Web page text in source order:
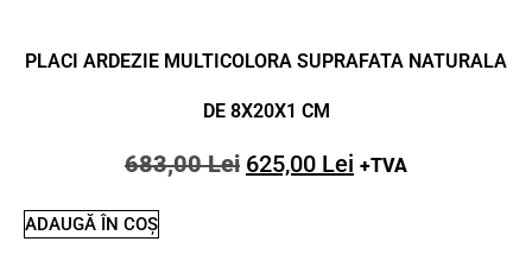
PLACI ARDEZIE MULTICOLORA SUPRAFATA NATURALA
DE 8X20X1 CM
683,00Lei 625,00 Lei +TVA
ADAUGĂ ÎN COȘ